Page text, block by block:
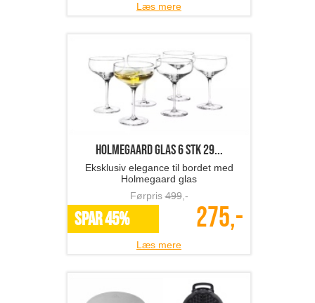
Læs mere
Holmegaard glas 6 stk 29...
Eksklusiv elegance til bordet med
Holmegaard glas
Førpris499,-
SPAR 45% 275,-
Læs mere